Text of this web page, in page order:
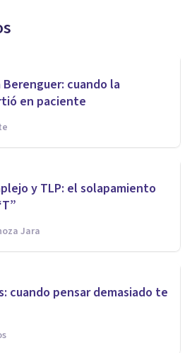
cuando la
en paciente
y TLP: el solapamiento
Jara
cuando pensar demasiado te